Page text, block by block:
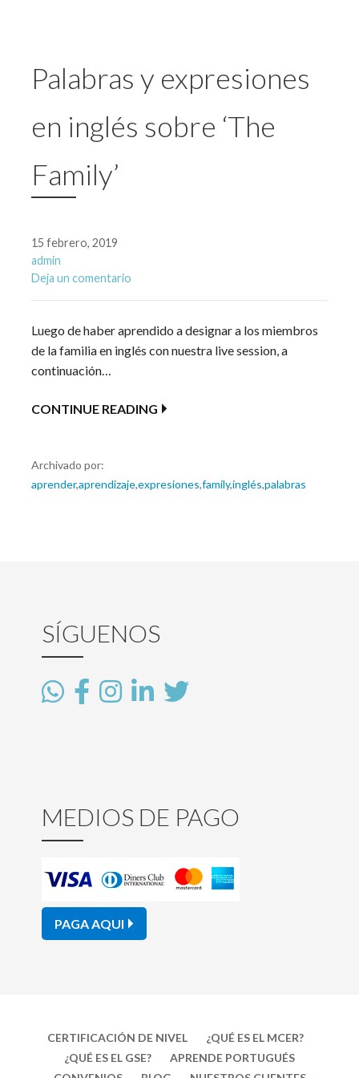
Palabras y expresiones
en inglés sobre ‘The
Family’
15 febrero, 2019
admin
Deja un comentario
Luego de haber aprendido a designar a los miembros
de la familia en inglés con nuestra live session, a
continuación…
CONTINUE READING
Archivado por:
aprender,aprendizaje,expresiones,family,inglés,palabras
SÍGUENOS
MEDIOS DE PAGO
PAGA AQUI
CERTIFICACIÓN DE NIVEL
¿QUÉ ES EL MCER?
¿QUÉ ES EL GSE?
APRENDE PORTUGUÉS